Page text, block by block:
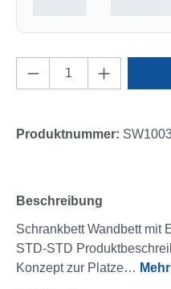
Produkt Anzahl:
Produktnummer:
Beschreibung
Schrankbett Wandbett mit
STD-STD
Konzept zur Platze… Mehr